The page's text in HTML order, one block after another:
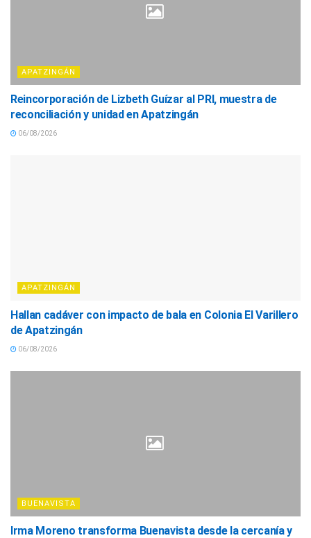
APATZINGÁN
Reincorporación de Lizbeth Guízar al PRI, muestra de
reconciliación y unidad en Apatzingán
06/08/2026
APATZINGÁN
Hallan cadáver con impacto de bala en Colonia El Varillero
de Apatzingán
06/08/2026
BUENAVISTA
Irma Moreno transforma Buenavista desde la cercanía y